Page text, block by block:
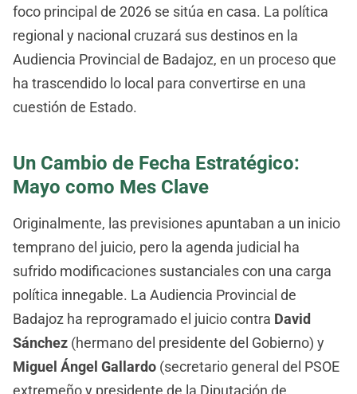
foco principal de 2026 se sitúa en casa. La política
regional y nacional cruzará sus destinos en la
Audiencia Provincial de Badajoz, en un proceso que
ha trascendido lo local para convertirse en una
cuestión de Estado.
Un Cambio de Fecha Estratégico:
Mayo como Mes Clave
Originalmente, las previsiones apuntaban a un inicio
temprano del juicio, pero la agenda judicial ha
sufrido modificaciones sustanciales con una carga
política innegable. La Audiencia Provincial de
Badajoz ha reprogramado el juicio contra David
Sánchez (hermano del presidente del Gobierno) y
Miguel Ángel Gallardo (secretario general del PSOE
extremeño y presidente de la Diputación de